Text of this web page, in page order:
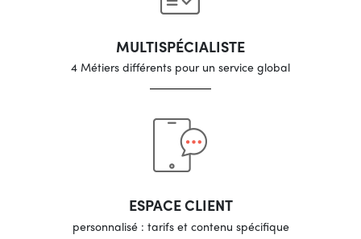
MULTISPÉCIALISTE
4 Métiers différents pour un service global
ESPACE CLIENT
personnalisé : tarifs et contenu spécifique